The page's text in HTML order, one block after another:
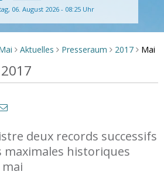
06. August 2026 - 08:25 Uhr
> Aktuelles > Presseraum > 2017 > Mai
deux records successifs
historiques